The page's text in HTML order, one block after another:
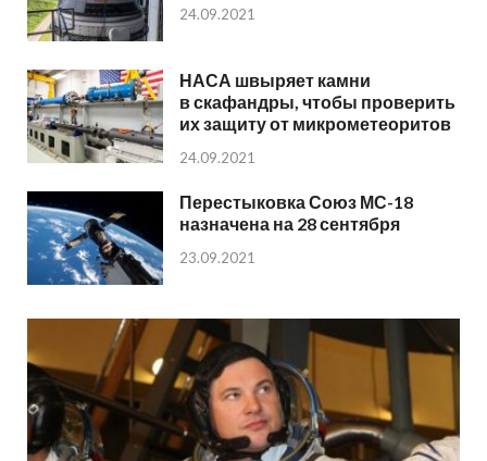
24.09.2021
НАСА швыряет камни
в скафандры, чтобы проверить
их защиту от микрометеоритов
24.09.2021
Перестыковка Союз МС-18
назначена на 28 сентября
23.09.2021